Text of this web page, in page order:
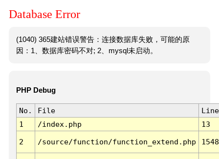
Database Error
(1040) 365建站错误警告：连接数据库失败，可能的原
因：1、数据库密码不对; 2、mysql未启动。
PHP Debug
No. File
Line
1
/index.php 13
2 /source/function/function_extend.php 1548